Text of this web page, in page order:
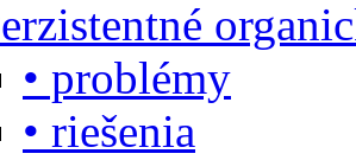
• problémy
• riešenia